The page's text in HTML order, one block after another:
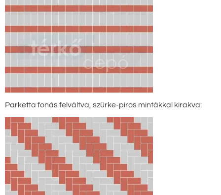
Parketta fonás felváltva, szürke-piros mintákkal kirakva: